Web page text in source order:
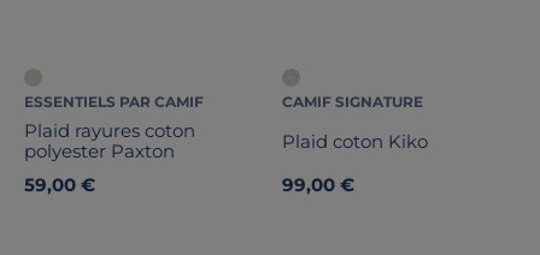
ESSENTIELS PAR CAMIF
Plaid rayures coton
polyester Paxton
59,00 €
CAMIF SIGNATURE
Plaid coton Kiko
99,00 €